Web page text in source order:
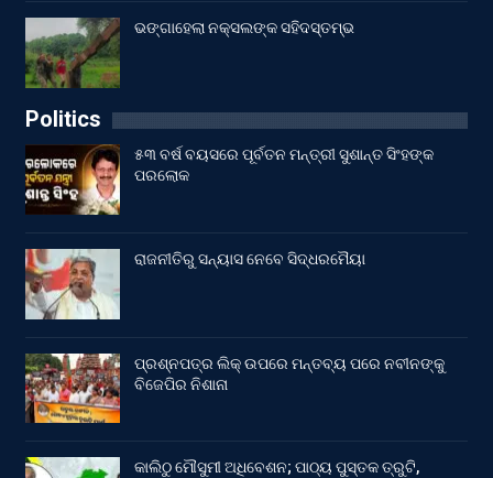
ଭଙ୍ଗାହେଲା ନକ୍ସଲଙ୍କ ସହିଦସ୍ତମ୍ଭ
Politics
୫୩ ବର୍ଷ ବୟସରେ ପୂର୍ବତନ ମନ୍ତ୍ରୀ ସୁଶାନ୍ତ ସିଂହଙ୍କ
ପରଲୋକ
ରାଜନୀତିରୁ ସନ୍ୟାସ ନେବେ ସିଦ୍ଧରମୈୟା
ପ୍ରଶ୍ନପତ୍ର ଲିକ୍ ଉପରେ ମନ୍ତବ୍ୟ ପରେ ନବୀନଙ୍କୁ
ବିଜେପିର ନିଶାନା
କାଲିଠୁ ମୌସୁମୀ ଅଧିବେଶନ; ପାଠ୍ୟ ପୁସ୍ତକ ତ୍ରୁଟି,